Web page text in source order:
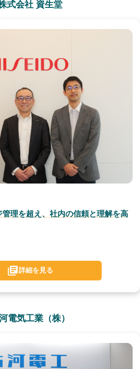
式会社 資生堂
理を超え、社内の信頼と理解を高
詳細を見る
電気工業（株）